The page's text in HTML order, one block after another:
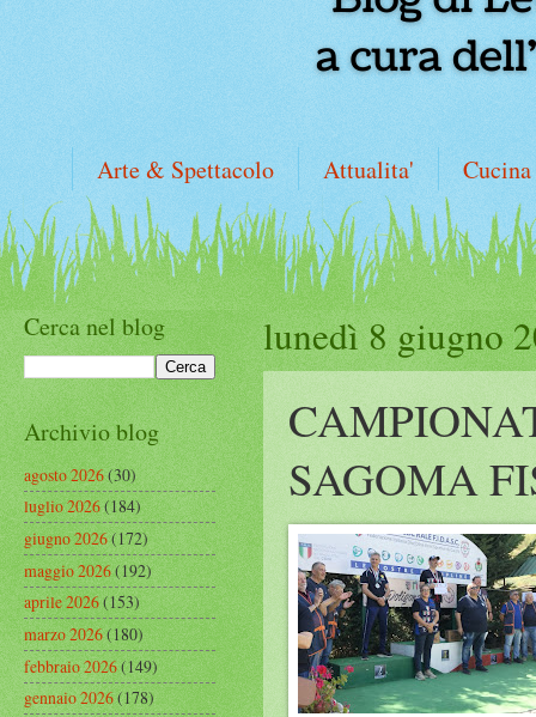
Arte & Spettacolo Attualita' Cucina
lunedì 8 giugno
SAGOMA
Cerca nel blog
Archivio blog
agosto 2026(30)
luglio 2026(184)
giugno 2026(172)
maggio 2026(192)
aprile 2026(153)
marzo 2026(180)
febbraio 2026(149)
gennaio 2026(178)